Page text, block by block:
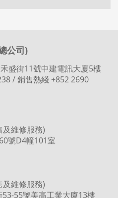
公司)
盛街11號中建電訊大廈5樓
/ 銷售熱綫 +852 2690
維修服務)
號D4幢101室
維修服務)
55號美高工業大廈13樓